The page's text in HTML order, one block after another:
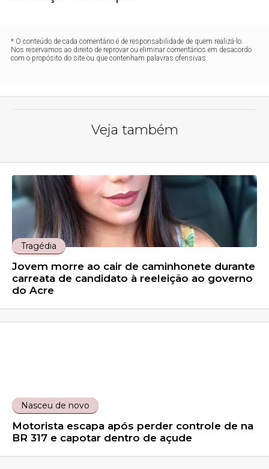
* O conteúdo de cada comentário é de responsabilidade de quem realizá-lo.
Nos reservamos ao direito de reprovar ou eliminar comentários em desacordo
com o propósito do site ou que contenham palavras ofensivas.
Veja também
Tragédia
Jovem morre ao cair de caminhonete durante
carreata de candidato à reeleição ao governo
do Acre
Nasceu de novo
Motorista escapa após perder controle de na
BR 317 e capotar dentro de açude